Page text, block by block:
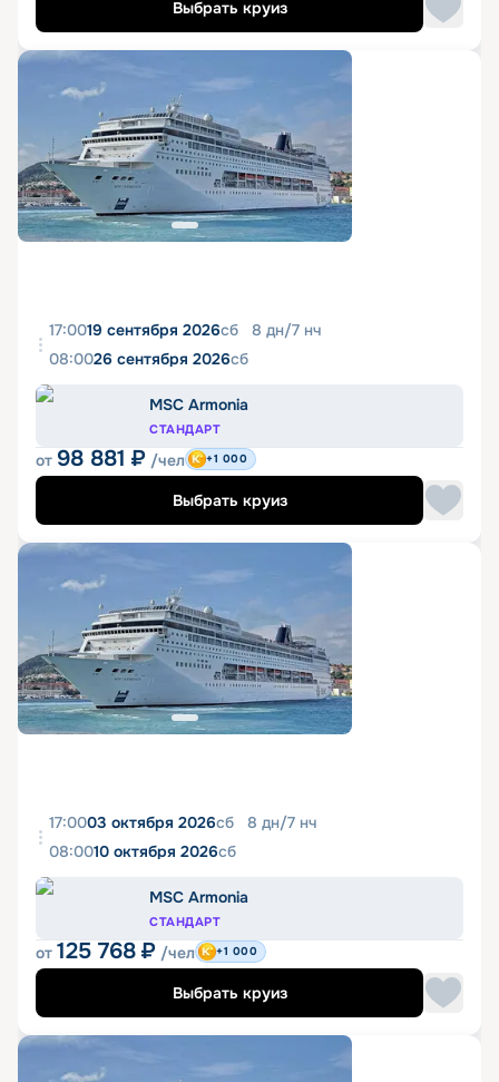
Выбрать круиз
17:0019 сентября 2026сб 8 дн/7 нч
08:0026 сентября 2026сб
MSC Armonia
СТАНДАРТ
от 98 881 ₽ /чел +1 000
Выбрать круиз
17:0003 октября 2026сб 8 дн/7 нч
08:0010 октября 2026сб
MSC Armonia
СТАНДАРТ
от 125 768 ₽ /чел +1 000
Выбрать круиз